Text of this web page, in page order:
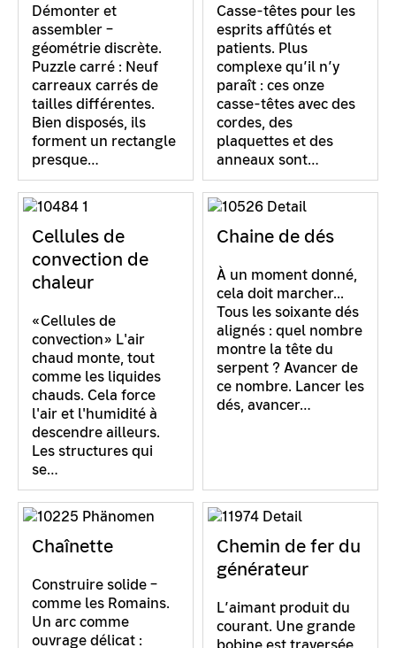
Démonter et
assembler –
géométrie discrète.
Puzzle carré : Neuf
carreaux carrés de
tailles différentes.
Bien disposés, ils
forment un rectangle
presque…
Casse-têtes pour les
esprits affûtés et
patients. Plus
complexe qu’il n’y
paraît : ces onze
casse-têtes avec des
cordes, des
plaquettes et des
anneaux sont…
Cellules de
convection de
chaleur
«Cellules de
convection» L'air
chaud monte, tout
comme les liquides
chauds. Cela force
l'air et l'humidité à
descendre ailleurs.
Les structures qui
se…
Chaine de dés
À un moment donné,
cela doit marcher...
Tous les soixante dés
alignés : quel nombre
montre la tête du
serpent ? Avancer de
ce nombre. Lancer les
dés, avancer…
Chaînette
Construire solide –
comme les Romains.
Un arc comme
ouvrage délicat :
Chemin de fer du
générateur
L’aimant produit du
courant. Une grande